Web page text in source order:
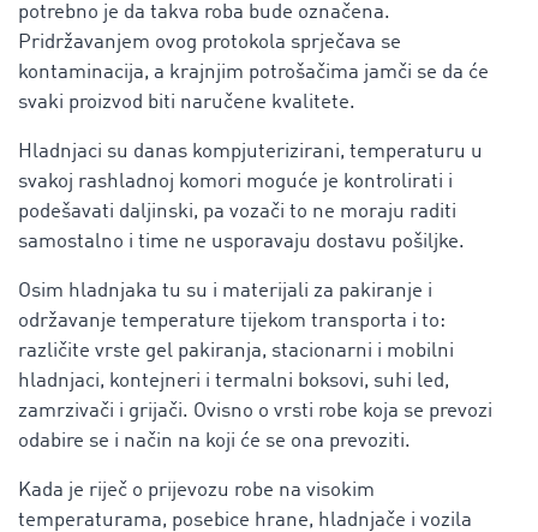
potrebno je da takva roba bude označena.
Pridržavanjem ovog protokola sprječava se
kontaminacija, a krajnjim potrošačima jamči se da će
svaki proizvod biti naručene kvalitete.
Hladnjaci su danas kompjuterizirani, temperaturu u
svakoj rashladnoj komori moguće je kontrolirati i
podešavati daljinski, pa vozači to ne moraju raditi
samostalno i time ne usporavaju dostavu pošiljke.
Osim hladnjaka tu su i materijali za pakiranje i
održavanje temperature tijekom transporta i to:
različite vrste gel pakiranja, stacionarni i mobilni
hladnjaci, kontejneri i termalni boksovi, suhi led,
zamrzivači i grijači. Ovisno o vrsti robe koja se prevozi
odabire se i način na koji će se ona prevoziti.
Kada je riječ o prijevozu robe na visokim
temperaturama, posebice hrane, hladnjače i vozila